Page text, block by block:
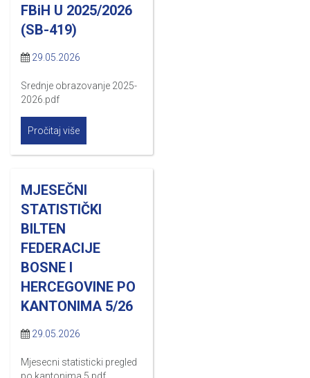
FBiH U 2025/2026
(SB-419)
29.05.2026
Srednje obrazovanje 2025-
2026.pdf
Pročitaj više
MJESEČNI
STATISTIČKI
BILTEN
FEDERACIJE
BOSNE I
HERCEGOVINE PO
KANTONIMA 5/26
29.05.2026
Mjesecni statisticki pregled